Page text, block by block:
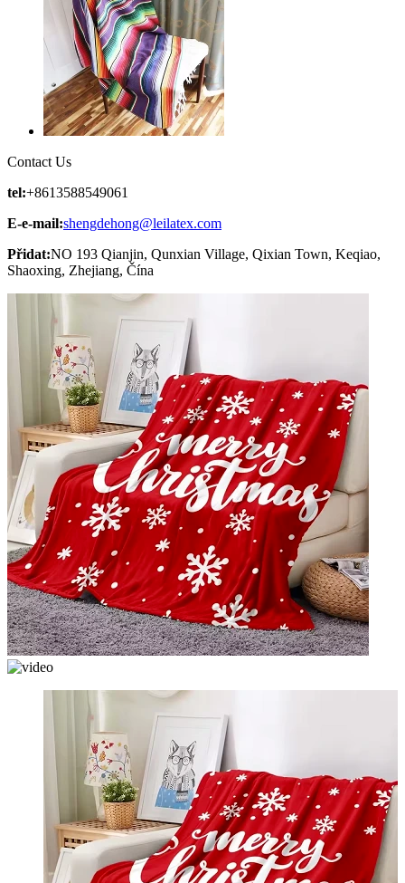
Contact Us
tel:+8613588549061
E-e-mail:shengdehong@leilatex.com
Přidat:NO 193 Qianjin, Qunxian Village, Qixian Town, Keqiao,
Shaoxing, Zhejiang, Čína